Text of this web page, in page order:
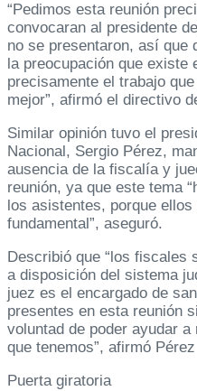
“Pedimos esta reunión
convocaran al presidente
no se presentaron, así que
la preocupación que existe
precisamente el trabajo
mejor”, afirmó el directivo
Similar opinión tuvo el
Nacional, Sergio Pérez,
ausencia de la fiscalía y
reunión, ya que este tema
los asistentes, porque
fundamental”, aseguró.
Describió que “los fiscales
a disposición del sistema
juez es el encargado de
presentes en esta reunión
voluntad de poder ayudar
que tenemos”, afirmó Pérez
Puerta giratoria